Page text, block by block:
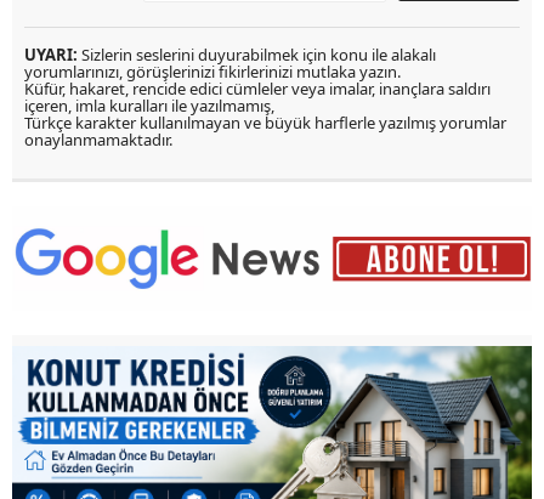
UYARI: Sizlerin seslerini duyurabilmek için konu ile alakalı
yorumlarınızı, görüşlerinizi fikirlerinizi mutlaka yazın.
Küfür, hakaret, rencide edici cümleler veya imalar, inançlara saldırı
içeren, imla kuralları ile yazılmamış,
Türkçe karakter kullanılmayan ve büyük harflerle yazılmış yorumlar
onaylanmamaktadır.